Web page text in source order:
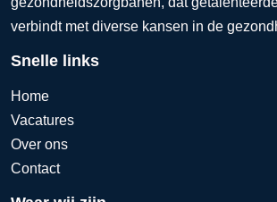
verbindt met diverse kansen in de
Snelle links
Home
Vacatures
Over ons
Contact